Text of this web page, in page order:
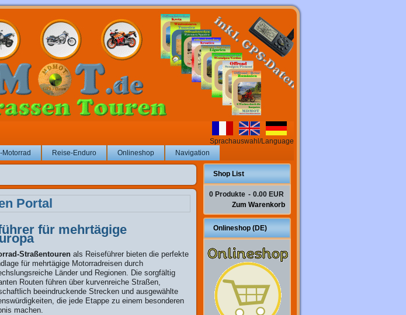
Sprachauswahl/Language
Motorrad Reise-Enduro Onlineshop Navigation
Portal
für mehrtägige
Straßentouren als Reiseführer bieten die perfekte
für mehrtägige Motorradreisen durch
Länder und Regionen. Die sorgfältig
Routen führen über kurvenreiche Straßen,
beeindruckende Strecken und ausgewählte
die jede Etappe zu einem besonderen
machen.
Shop List
0 Produkte - 0.00 EUR
Zum Warenkorb
Onlineshop (DE)